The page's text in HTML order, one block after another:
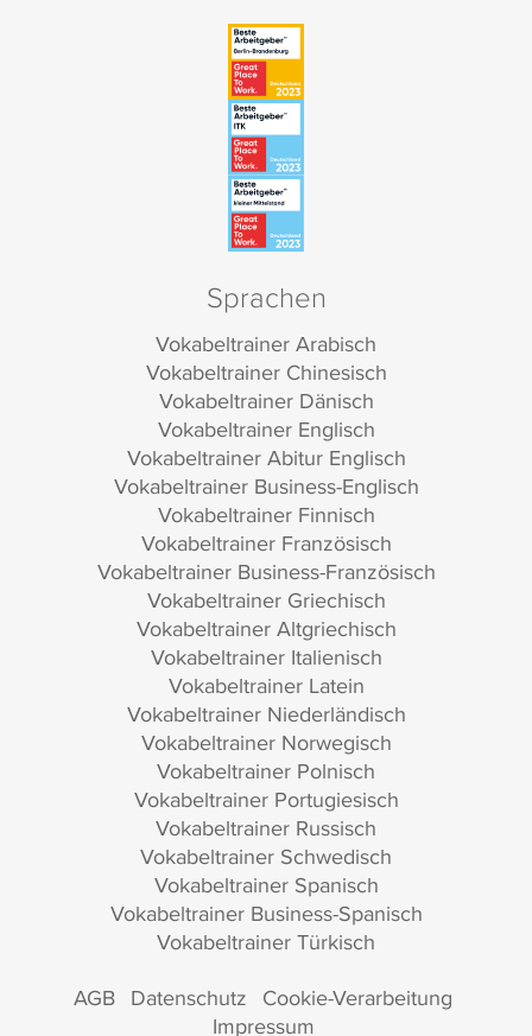
Sprachen
Vokabeltrainer Arabisch
Vokabeltrainer Chinesisch
Vokabeltrainer Dänisch
Vokabeltrainer Englisch
Vokabeltrainer Abitur Englisch
Vokabeltrainer Business-Englisch
Vokabeltrainer Finnisch
Vokabeltrainer Französisch
Vokabeltrainer Business-Französisch
Vokabeltrainer Griechisch
Vokabeltrainer Altgriechisch
Vokabeltrainer Italienisch
Vokabeltrainer Latein
Vokabeltrainer Niederländisch
Vokabeltrainer Norwegisch
Vokabeltrainer Polnisch
Vokabeltrainer Portugiesisch
Vokabeltrainer Russisch
Vokabeltrainer Schwedisch
Vokabeltrainer Spanisch
Vokabeltrainer Business-Spanisch
Vokabeltrainer Türkisch
AGB Datenschutz Cookie-Verarbeitung
Impressum